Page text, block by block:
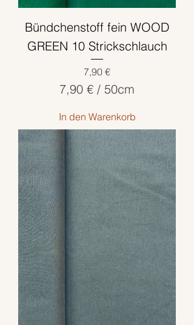
e
t
e
r
Bündchenstoff fein WOOD
GREEN 10 Strickschlauch
Preis
7,90 €
7,90 € / 50cm
,
9
0
€
p
r
o
5
0
Z
e
n
t
In den Warenkorb